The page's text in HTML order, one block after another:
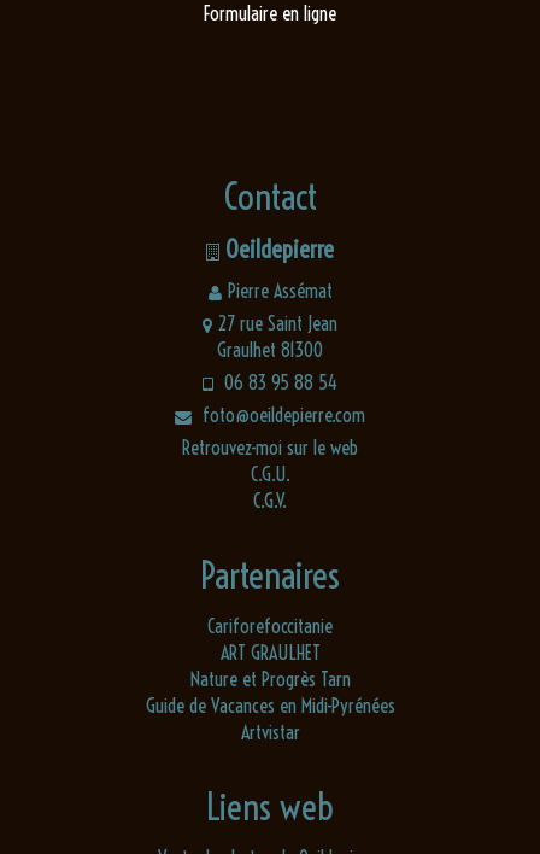
Formulaire en ligne
Contact
Oeildepierre
Pierre Assémat
27 rue Saint Jean
Graulhet 81300
06 83 95 88 54
foto@oeildepierre.com
Retrouvez-moi sur le web
C.G.U.
C.G.V.
Partenaires
Cariforefoccitanie
ART GRAULHET
Nature et Progrès Tarn
Guide de Vacances en Midi-Pyrénées
Artvistar
Liens web